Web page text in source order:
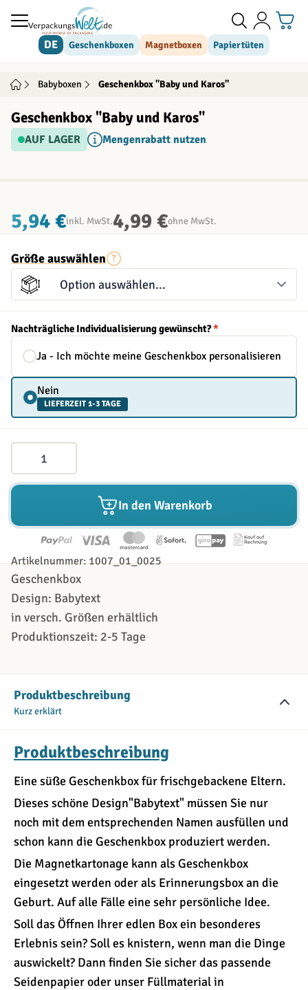
Direkt zum Inhalt
DE Geschenkboxen Magnetboxen Papiertüten
Babyboxen Geschenkbox "Baby und Karos"
Geschenkbox "Baby und Karos"
AUF LAGER Mengenrabatt nutzen
Produktbeschreibung
Kurz erklärt
Produktbeschreibung
Eine süße Geschenkbox für frischgebackene Eltern.
Dieses schöne Design"Babytext" müssen Sie nur
noch mit dem entsprechenden Namen ausfüllen und
schon kann die Geschenkbox produziert werden.
Die Magnetkartonage kann als Geschenkbox
eingesetzt werden oder als Erinnerungsbox an die
Geburt. Auf alle Fälle eine sehr persönliche Idee.
Soll das Öffnen Ihrer edlen Box ein besonderes
Erlebnis sein? Soll es knistern, wenn man die Dinge
auswickelt? Dann finden Sie sicher das passende
Seidenpapier oder unser Füllmaterial in
5,94 €inkl. MwSt.4,99 €ohne MwSt.
Größe auswählen
Nachträgliche Individualisierung gewünscht?*
Ja - Ich möchte meine Geschenkbox personalisieren
Nein
LIEFERZEIT 1-3 TAGE
In den Warenkorb
Artikelnummer: 1007_01_0025
Geschenkbox
Design: Babytext
in versch. Größen erhältlich
Produktionszeit: 2-5 Tage